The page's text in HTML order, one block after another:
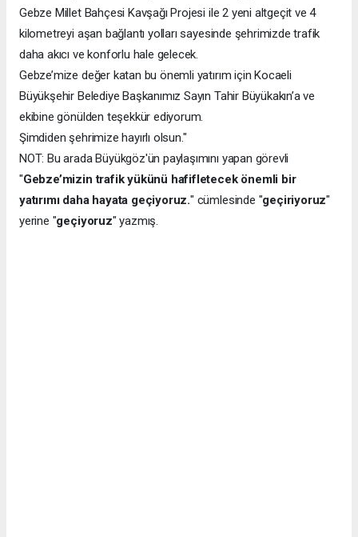
Gebze Millet Bahçesi Kavşağı Projesi ile 2 yeni altgeçit ve 4
kilometreyi aşan bağlantı yolları sayesinde şehrimizde trafik
daha akıcı ve konforlu hale gelecek.
Gebze’mize değer katan bu önemli yatırım için Kocaeli
Büyükşehir Belediye Başkanımız Sayın Tahir Büyükakın’a ve
ekibine gönülden teşekkür ediyorum.
Şimdiden şehrimize hayırlı olsun."
NOT: Bu arada Büyükgöz'ün paylaşımını yapan görevli
"Gebze’mizin trafik yükünü hafifletecek önemli bir
yatırımı daha hayata geçiyoruz." cümlesinde "geçiriyoruz"
yerine "geçiyoruz" yazmış.